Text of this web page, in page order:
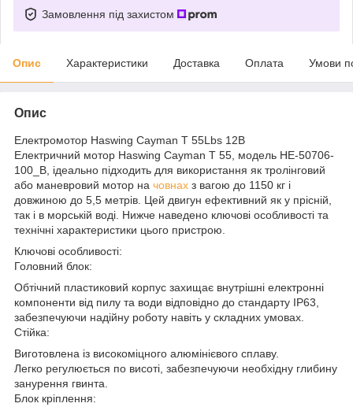
Замовлення під захистом
Опис Характеристики Доставка Оплата Умови
Опис
Електромотор Haswing Cayman T 55Lbs 12В
Електричний мотор Haswing Cayman T 55, модель HE-50706-
100_B, ідеально підходить для використання як тролінговий
або маневровий мотор на човнах з вагою до 1150 кг і
довжиною до 5,5 метрів. Цей двигун ефективний як у прісній,
так і в морській воді. Нижче наведено ключові особливості та
технічні характеристики цього пристрою.
Ключові особливості:
Головний блок:
Обтічний пластиковий корпус захищає внутрішні електронні
компоненти від пилу та води відповідно до стандарту IP63,
забезпечуючи надійну роботу навіть у складних умовах.
Стійка:
Виготовлена із високоміцного алюмінієвого сплаву.
Легко регулюється по висоті, забезпечуючи необхідну глибину
занурення гвинта.
Блок кріплення: